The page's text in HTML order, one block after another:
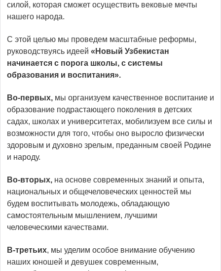
силой, которая сможет осуществить вековые мечты
нашего народа.
С этой целью мы проведем масштабные реформы,
руководствуясь идеей «Новый Узбекистан
начинается с порога школы, с системы
образования и воспитания».
Во-первых, мы организуем качественное воспитание и
образование подрастающего поколения в детских
садах, школах и университетах, мобилизуем все силы и
возможности для того, чтобы оно выросло физически
здоровым и духовно зрелым, преданным своей Родине
и народу.
Во-вторых, на основе современных знаний и опыта,
национальных и общечеловеческих ценностей мы
будем воспитывать молодежь, обладающую
самостоятельным мышлением, лучшими
человеческими качествами.
В-третьих, мы уделим особое внимание обучению
наших юношей и девушек современным,